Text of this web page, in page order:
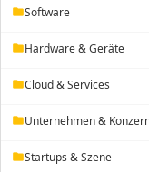
folderSoftware
folderHardware & Geräte
folderCloud & Services
folderUnternehmen &
folderStartups & Szene